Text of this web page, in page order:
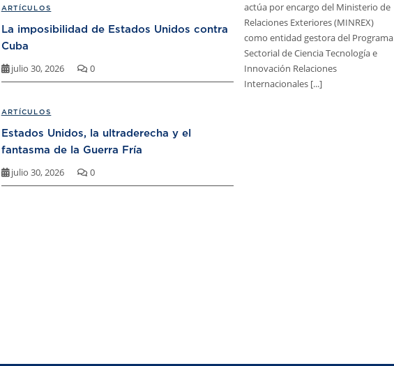
actúa por encargo del Ministerio de
Relaciones Exteriores (MINREX)
como entidad gestora del Programa
Sectorial de Ciencia Tecnología e
Innovación Relaciones
Internacionales [...]
ARTÍCULOS
La imposibilidad de Estados Unidos contra
Cuba
julio 30, 2026 0
ARTÍCULOS
Estados Unidos, la ultraderecha y el
fantasma de la Guerra Fría
julio 30, 2026 0